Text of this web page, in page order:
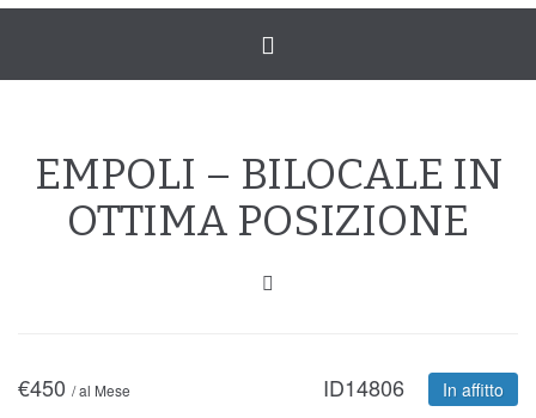
Toggle
EMPOLI – BILOCALE IN
OTTIMA POSIZIONE
€450 / al Mese ID14806 In affitto